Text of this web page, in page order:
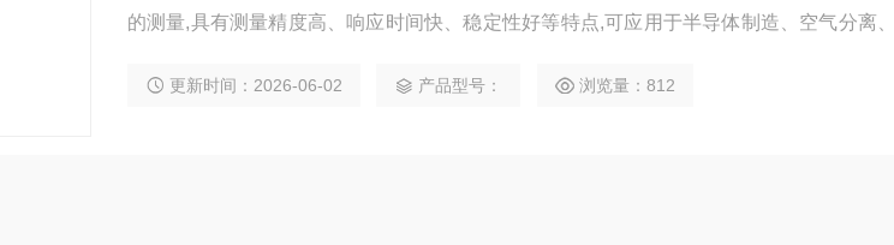
的测量,具有测量精度高、响应时间快、稳定性好等特点,可应用于半导体制造、空气分离
便于在复杂工况下安装,同时配备直观丰富的用户界面,提供优秀的人机交互体验。
更新时间：2026-06-02 产品型号： 浏览量：812